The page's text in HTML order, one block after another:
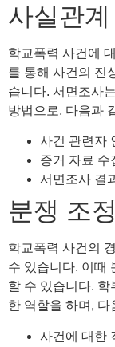
사실관
학교폭력 사건에
를 통해 사건의 진
습니다. 서면조사
방법으로, 다음과
사건 관련자
증거 자료 수
서면조사 결
분쟁 조
학교폭력 사건의
수 있습니다. 이때
할 수 있습니다.
한 역할을 하며,
사건에 대한